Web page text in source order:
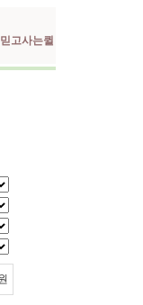
고사는퀼